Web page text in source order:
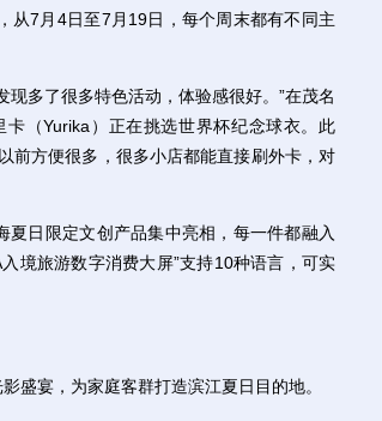
从7月4日至7月19日，每个周末都有不同主
多了很多特色活动，体验感很好。”在茂名
（Yurika）正在挑选世界杯纪念球衣。此
前方便很多，很多小店都能直接刷外卡，对
日限定文创产品集中亮相，每一件都融入
境旅游数字消费大屏”支持10种语言，可实
宴，为家庭客群打造滨江夏日目的地。